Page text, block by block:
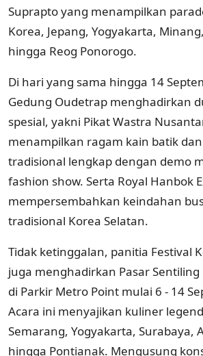
Suprapto yang menampilkan
Korea, Jepang, Yogyakarta,
hingga Reog Ponorogo.
Di hari yang sama hingga 14
Gedung Oudetrap menghadirkan
spesial, yakni Pikat Wastra
menampilkan ragam kain batik
tradisional lengkap dengan demo
fashion show. Serta Royal Hanbok
mempersembahkan keindahan
tradisional Korea Selatan.
Tidak ketinggalan, panitia Festival
juga menghadirkan Pasar
di Parkir Metro Point mulai 6 - 14
Acara ini menyajikan kuliner
Semarang, Yogyakarta, Surabaya,
hingga Pontianak. Mengusung